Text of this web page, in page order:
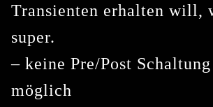
Transienten erhalten will,
super.
– keine Pre/Post
möglich